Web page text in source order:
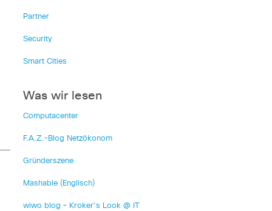
Partner
Security
Smart Cities
Was wir lesen
Computacenter
F.A.Z.-Blog Netzökonom
Gründerszene
Mashable (Englisch)
wiwo blog – Kroker's Look @ IT